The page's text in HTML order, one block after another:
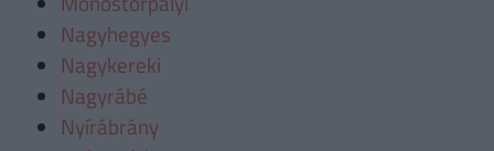
Nagyhegyes
Nagykereki
Nagyrábé
Nyírábrány